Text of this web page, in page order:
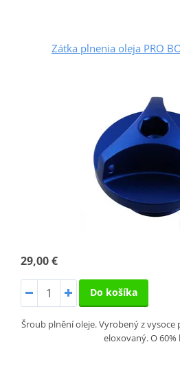
Zátka plnenia oleja PRO
29,00 €
Do košíka
Šroub plnění oleje. Vyrobený z
eloxovaný. O 60%